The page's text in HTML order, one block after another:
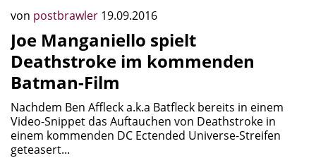
von postbrawler 19.09.2016
Joe Manganiello spielt
Deathstroke im kommenden
Batman-Film
Nachdem Ben Affleck a.k.a Batfleck bereits in einem
Video-Snippet das Auftauchen von Deathstroke in
einem kommenden DC Ectended Universe-Streifen
geteasert...